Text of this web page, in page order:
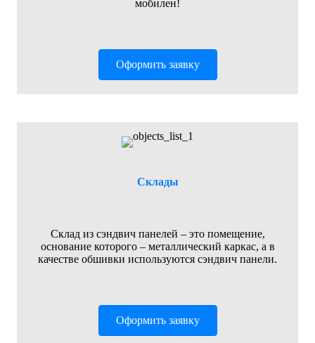
мобилен!
Оформить заявку
Склады
Склад из сэндвич панелей – это помещение,
основание которого – металлический каркас, а в
качестве обшивки используются сэндвич панели.
Оформить заявку